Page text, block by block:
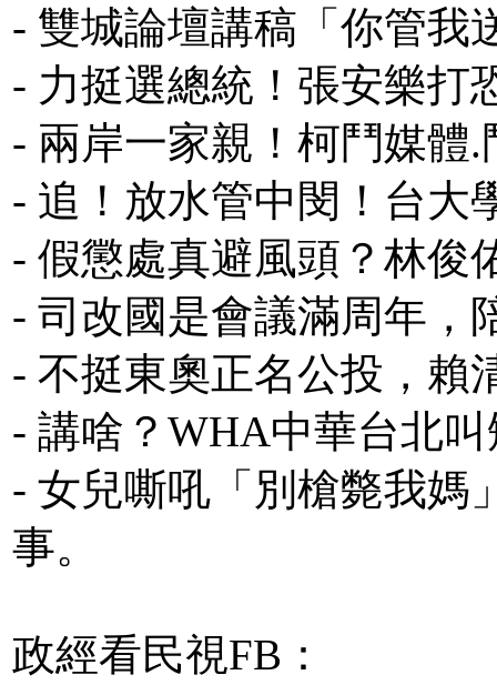
- 雙城論壇講稿「你管我
- 力挺選總統！張安樂打
- 兩岸一家親！柯鬥媒體
- 追！放水管中閔！台大
- 假懲處真避風頭？林俊
- 司改國是會議滿周年，
- 不挺東奧正名公投，賴
- 講啥？WHA中華台北
- 女兒嘶吼「別槍斃我媽
事。
政經看民視FB：